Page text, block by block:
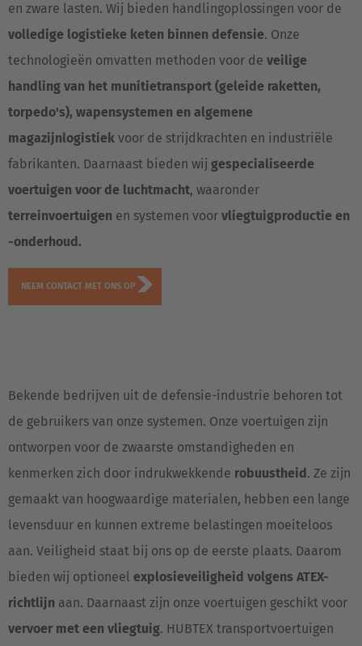
en zware lasten. Wij bieden handlingoplossingen voor de
volledige logistieke keten binnen defensie. Onze
technologieën omvatten methoden voor de veilige
handling van het munitietransport (geleide raketten,
torpedo's), wapensystemen en algemene
magazijnlogistiek voor de strijdkrachten en industriële
fabrikanten. Daarnaast bieden wij gespecialiseerde
voertuigen voor de luchtmacht, waaronder
terreinvoertuigen en systemen voor vliegtuigproductie en
-onderhoud.
NEEM CONTACT MET ONS OP
Bekende bedrijven uit de defensie-industrie behoren tot
de gebruikers van onze systemen. Onze voertuigen zijn
ontworpen voor de zwaarste omstandigheden en
kenmerken zich door indrukwekkende robuustheid. Ze zijn
gemaakt van hoogwaardige materialen, hebben een lange
levensduur en kunnen extreme belastingen moeiteloos
aan. Veiligheid staat bij ons op de eerste plaats. Daarom
bieden wij optioneel explosieveiligheid volgens ATEX-
richtlijn aan. Daarnaast zijn onze voertuigen geschikt voor
vervoer met een vliegtuig. HUBTEX transportvoertuigen